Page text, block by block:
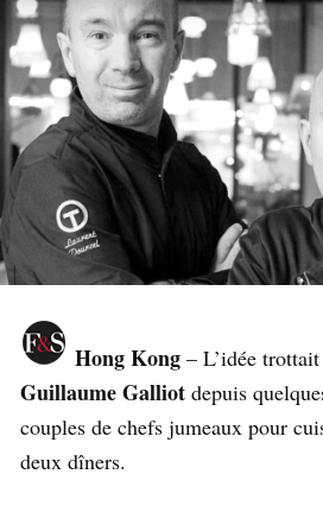
Hong Kong – L’idée
Guillaume Galliot depuis
couples de chefs jumeaux pour
deux dîners.